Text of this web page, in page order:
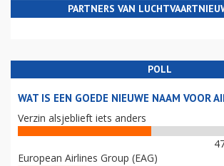
PARTNERS VAN
POLL
WAT IS EEN GOEDE NIEUWE NAAM VOOR
Verzin alsjeblieft iets anders
European Airlines Group (EAG)